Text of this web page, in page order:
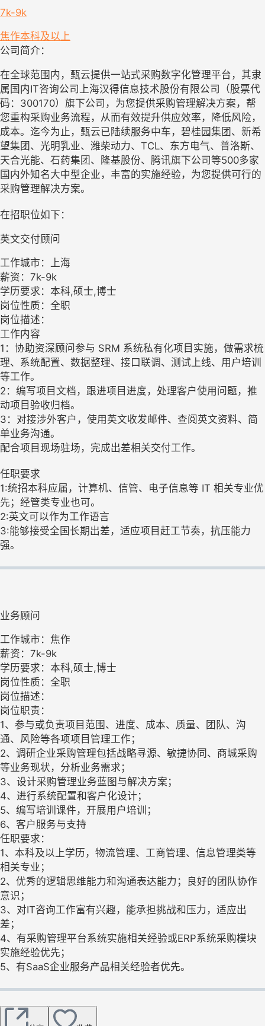
7k-9k
焦作本科及以上
公司简介：
在全球范围内，甄云提供一站式采购数字化管理平台，其隶
属国内IT咨询公司上海汉得信息技术股份有限公司（股票代
码：300170）旗下公司，为您提供采购管理解决方案，帮
您重构采购业务流程，从而有效提升供应效率，降低风险，
成本。迄今为止，甄云已陆续服务中车，碧桂园集团、新希
望集团、光明乳业、潍柴动力、TCL、东方电气、普洛斯、
天合光能、石药集团、隆基股份、腾讯旗下公司等500多家
国内外知名大中型企业，丰富的实施经验，为您提供可行的
采购管理解决方案。
在招职位如下：
英文交付顾问
工作城市：上海
薪资：7k-9k
学历要求：本科,硕士,博士
岗位性质：全职
岗位描述：
工作内容
1：协助资深顾问参与 SRM 系统私有化项目实施，做需求梳
理、系统配置、数据整理、接口联调、测试上线、用户培训
等工作。
2：编写项目文档，跟进项目进度，处理客户使用问题，推
动项目验收归档。
3：对接涉外客户，使用英文收发邮件、查阅英文资料、简
单业务沟通。
配合项目现场驻场，完成出差相关交付工作。
任职要求
1:统招本科应届，计算机、信管、电子信息等 IT 相关专业优
先；经管类专业也可。
2:英文可以作为工作语言
3:能够接受全国长期出差，适应项目赶工节奏，抗压能力
强。
业务顾问
工作城市：焦作
薪资：7k-9k
学历要求：本科,硕士,博士
岗位性质：全职
岗位描述：
岗位职责：
1、参与或负责项目范围、进度、成本、质量、团队、沟
通、风险等各项项目管理工作；
2、调研企业采购管理包括战略寻源、敏捷协同、商城采购
等业务现状，分析业务需求；
3、设计采购管理业务蓝图与解决方案；
4、进行系统配置和客户化设计；
5、编写培训课件，开展用户培训；
6、客户服务与支持
任职要求：
1、本科及以上学历，物流管理、工商管理、信息管理类等
相关专业；
2、优秀的逻辑思维能力和沟通表达能力；良好的团队协作
意识；
3、对IT咨询工作富有兴趣，能承担挑战和压力，适应出
差；
4、有采购管理平台系统实施相关经验或ERP系统采购模块
实施经验优先；
5、有SaaS企业服务产品相关经验者优先。